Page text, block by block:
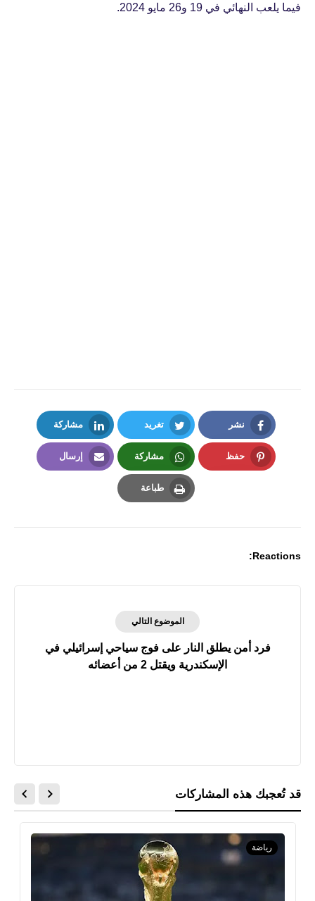
فيما يلعب النهائي في 19 و26 مايو 2024.
نشر
Facebook
تغريد
Twitter
مشاركة
LinkedIn
حفظ مشاركة
Whatsapp
إرسال
طباعة
Reactions:
الموضوع التالي
فرد أمن يطلق النار على فوج سياحي إسرائيلي في
الإسكندرية ويقتل 2 من أعضائه
قد تُعجبك هذه المشاركات
رياضة